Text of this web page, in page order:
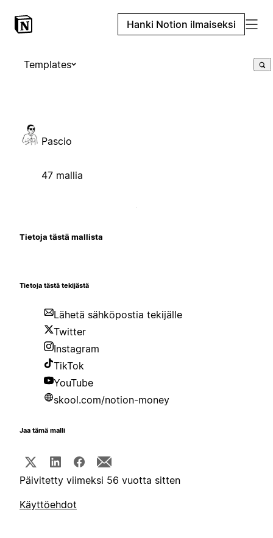
Hanki Notion ilmaiseksi
Templates
Pascio
47 mallia
Tietoja tästä mallista
Tietoja tästä tekijästä
Lähetä sähköpostia tekijälle
Twitter
Instagram
TikTok
YouTube
skool.com/notion-money
Jaa tämä malli
Päivitetty viimeksi 56 vuotta sitten
Käyttöehdot